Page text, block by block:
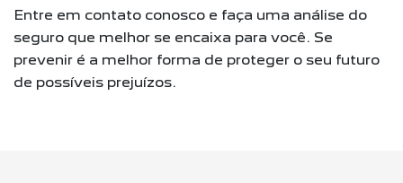
Entre em contato conosco e faça uma análise do
seguro que melhor se encaixa para você. Se
prevenir é a melhor forma de proteger o seu futuro
de possíveis prejuízos.